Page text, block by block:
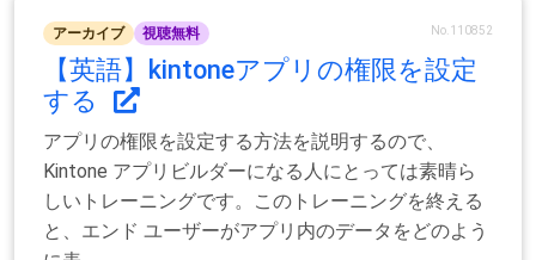
アーカイブ 視聴無料 No.110852
【英語】kintoneアプリの権限を設定
する
アプリの権限を設定する方法を説明するので、
Kintone アプリビルダーになる人にとっては素晴ら
しいトレーニングです。このトレーニングを終える
と、エンド ユーザーがアプリ内のデータをどのよう